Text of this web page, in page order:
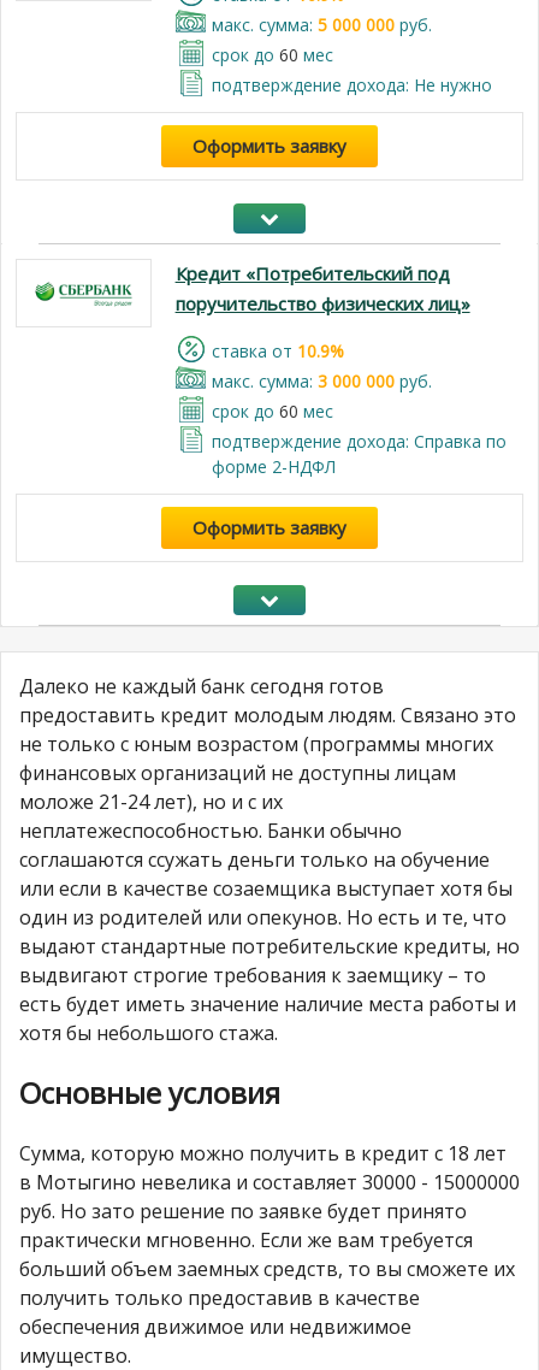
макс. сумма: 5 000 000руб.
срок до 60 мес
подтверждение дохода: Не нужно
Оформить заявку
Кредит «Потребительский под
поручительство физических лиц»
cтавка от 10.9%
макс. сумма: 3 000 000руб.
срок до 60 мес
подтверждение дохода: Справка по
форме 2-НДФЛ
Оформить заявку
Далеко не каждый банк сегодня готов
предоставить кредит молодым людям. Связано это
не только с юным возрастом (программы многих
финансовых организаций не доступны лицам
моложе 21-24 лет), но и с их
неплатежеспособностью. Банки обычно
соглашаются ссужать деньги только на обучение
или если в качестве созаемщика выступает хотя бы
один из родителей или опекунов. Но есть и те, что
выдают стандартные потребительские кредиты, но
выдвигают строгие требования к заемщику – то
есть будет иметь значение наличие места работы и
хотя бы небольшого стажа.
Основные условия
Сумма, которую можно получить в кредит с 18 лет
в Мотыгино невелика и составляет 30000 - 15000000
руб. Но зато решение по заявке будет принято
практически мгновенно. Если же вам требуется
больший объем заемных средств, то вы сможете их
получить только предоставив в качестве
обеспечения движимое или недвижимое
имущество.